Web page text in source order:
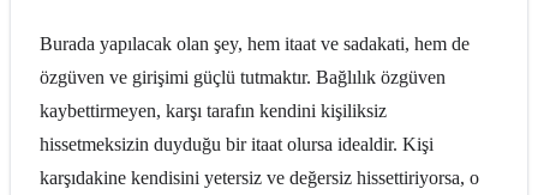
Burada yapılacak olan şey, hem itaat ve sadakati, hem de
özgüven ve girişimi güçlü tutmaktır. Bağlılık özgüven
kaybettirmeyen, karşı tarafın kendini kişiliksiz
hissetmeksizin duyduğu bir itaat olursa idealdir. Kişi
karşıdakine kendisini yetersiz ve değersiz hissettiriyorsa, o